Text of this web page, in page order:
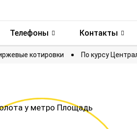
Телефоны Контакты
Биржевые котировки По